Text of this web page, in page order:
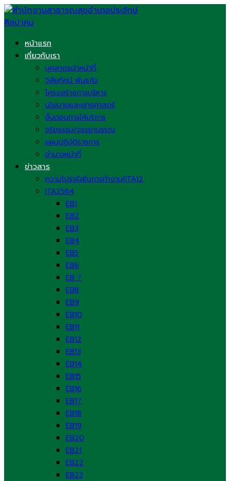
Skip
to
หน้าแรก
เกี่ยวกับเรา
บุคลากรเจ้าหน้าที่
วิสัยทัศน์ พันธกิจ
โครงสร้างการบริหาร
นโยบายและยุทธศาสตร์
ขั้นตอนการให้บริการ
จริยธรรม/จรรยาบรรณ
แผนปฏิบัติราชการ
อำนาจหน้าที่
ข่าวสาร
ความโปร่งใสในการทำงาน(ITA)2
ITA2564
EB1
EB2
EB3
EB4
EB5
EB6
EB 7
EB8
EB9
EB10
EB11
EB12
EB13
EB14
EB15
EB16
EB17
EB18
EB19
EB20
EB21
EB22
EB23